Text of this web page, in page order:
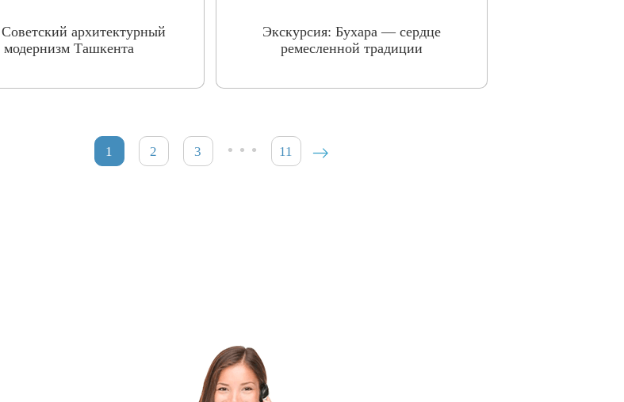
архитектурный
модернизм Ташкента
Экскурсия: Бухара — сердце
ремесленной традиции
1 2 3 … 11